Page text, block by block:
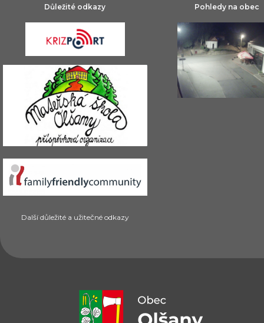
Důležité odkazy
Další důležité a užitečné odkazy
Pohledy na obec